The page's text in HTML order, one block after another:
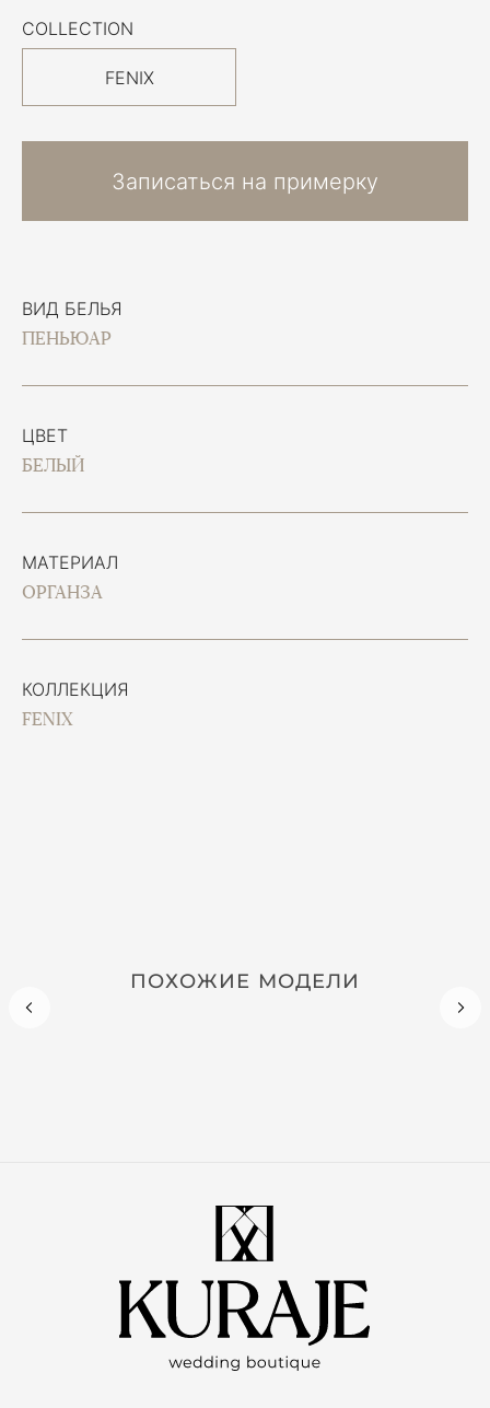
ВИД БЕЛЬЯ
ПЕНЬЮАР
ЦВЕТ
БЕЛЫЙ
МАТЕРИАЛ
ОРГАНЗА
КОЛЛЕКЦИЯ
FENIX
COLLECTION
FENIX
Записаться на примерку
ПОХОЖИЕ МОДЕЛИ